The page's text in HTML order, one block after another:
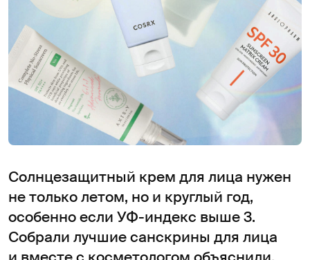
Солнцезащитный крем для лица нужен
не только летом, но и круглый год,
особенно если УФ-индекс выше 3.
Собрали лучшие санскрины для лица